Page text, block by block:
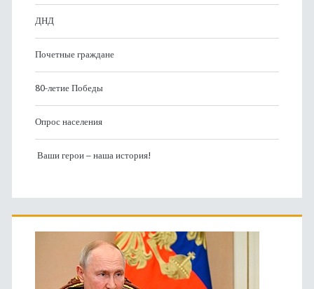
ДНД
Почетные граждане
80-летие Победы
Опрос населения
Ваши герои – наша история!